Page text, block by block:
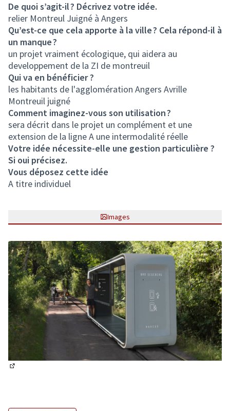
De quoi s’agit-il ? Décrivez votre idée.
relier Montreul Juigné à Angers
Qu’est-ce que cela apporte à la ville ? Cela répond-il à
un manque ?
un projet vraiment écologique, qui aidera au
developpement de la ZI de montreuil
Qui va en bénéficier ?
les habitants de l'agglomération Angers Avrille
Montreuil juigné
Comment imaginez-vous son utilisation ?
sera décrit dans le projet un complément et une
extension de la ligne A une intermodalité réelle
Votre idée nécessite-elle une gestion particulière ?
Si oui précisez.
Vous déposez cette idée
A titre individuel
Images